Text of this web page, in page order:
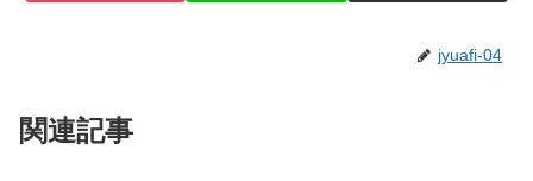
jyuafi-04
関連記事